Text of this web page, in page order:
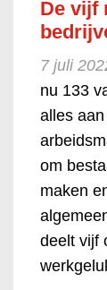
De vijf
7 juli
nu 133
alles
om
maken
deelt vijf